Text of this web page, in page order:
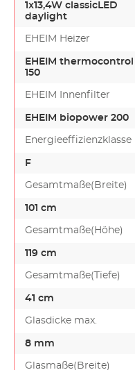
1x13,4W classicLED
daylight
EHEIM Heizer
EHEIM thermocontrol
150
EHEIM Innenfilter
EHEIM biopower 200
Energieeffizienzklasse
F
Gesamtmaße(Breite)
101 cm
Gesamtmaße(Höhe)
119 cm
Gesamtmaße(Tiefe)
41 cm
Glasdicke max.
8 mm
Glasmaße(Breite)